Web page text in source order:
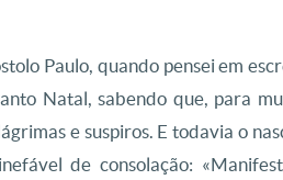
Paulo, quando pensei em
Natal, sabendo que, para
e suspiros. E todavia o
de consolação: